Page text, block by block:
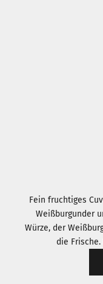
Fein fruchtiges
Weißburgunder
Würze, der
die